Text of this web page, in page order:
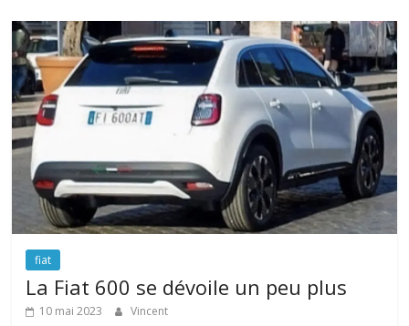
fiat
La Fiat 600 se dévoile un peu plus
10 mai 2023 Vincent